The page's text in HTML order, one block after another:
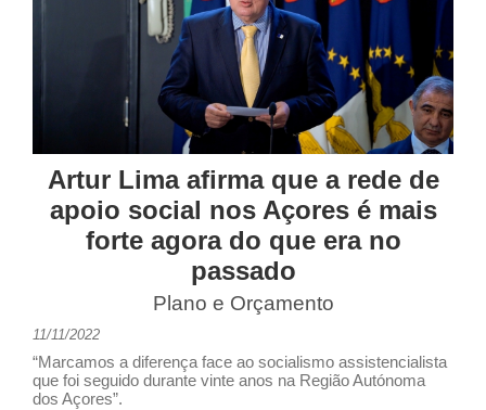
Artur Lima afirma que a rede de
apoio social nos Açores é mais
forte agora do que era no
passado
Plano e Orçamento
11/11/2022
“Marcamos a diferença face ao socialismo assistencialista
que foi seguido durante vinte anos na Região Autónoma
dos Açores”.